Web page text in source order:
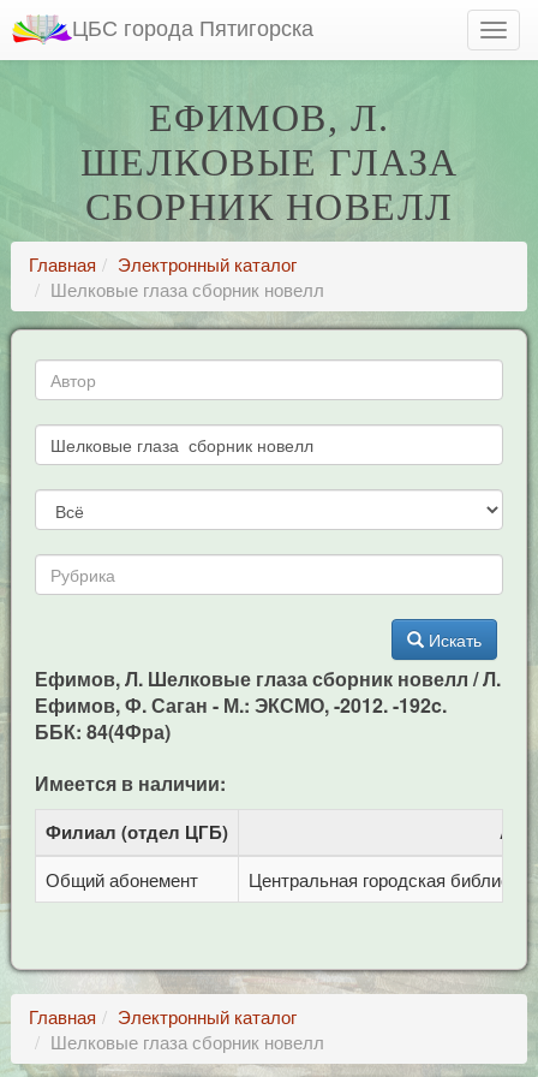
ЦБС города Пятигорска
ЕФИМОВ, Л.
ШЕЛКОВЫЕ ГЛАЗА
СБОРНИК НОВЕЛЛ
Главная
Электронный каталог
Шелковые глаза сборник новелл
Искать
Ефимов, Л. Шелковые глаза сборник новелл / Л.
Ефимов, Ф. Саган - М.: ЭКСМО, -2012. -192c.
ББК: 84(4Фра)
Имеется в наличии:
Филиал (отдел ЦГБ)
Общий абонемент Центральная городская
Главная
Электронный каталог
Шелковые глаза сборник новелл